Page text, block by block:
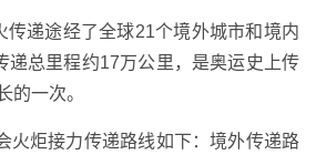
传递途经了全球21个境外城市和境内
递总里程约17万公里，是奥运史上传
的一次。
火炬接力传递路线如下：境外传递路